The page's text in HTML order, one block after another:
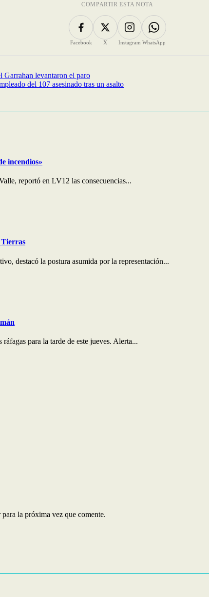
COMPARTIR ESTA NOTA
Facebook X Instagram WhatsApp
Garrahan levantaron el paro
del 107 asesinado tras un asalto
incendios»
reportó en LV12 las consecuencias...
Tierras
destacó la postura asumida por la representación...
para la tarde de este jueves. Alerta...
la próxima vez que comente.